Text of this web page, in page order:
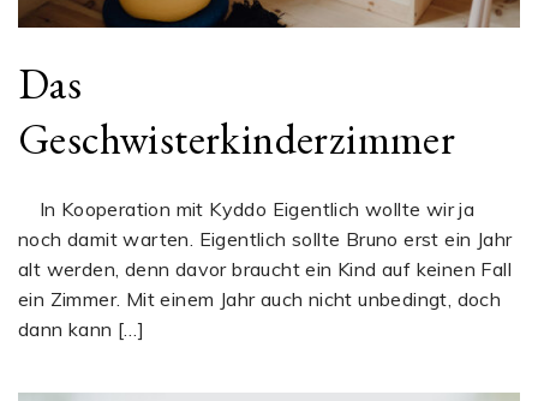
Das
Geschwisterkinderzimmer
In Kooperation mit Kyddo Eigentlich wollte wir ja
noch damit warten. Eigentlich sollte Bruno erst ein Jahr
alt werden, denn davor braucht ein Kind auf keinen Fall
ein Zimmer. Mit einem Jahr auch nicht unbedingt, doch
dann kann […]